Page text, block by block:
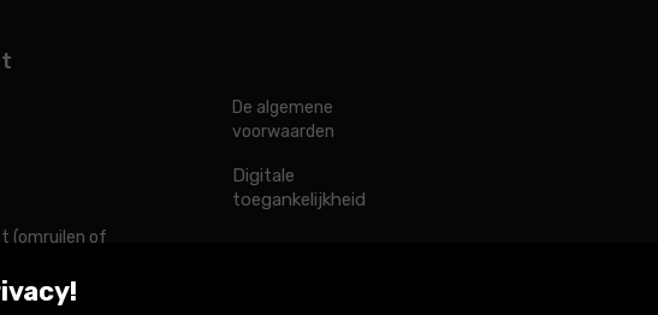
(omruilen of
De algemene
voorwaarden
Digitale
toegankelijkheid